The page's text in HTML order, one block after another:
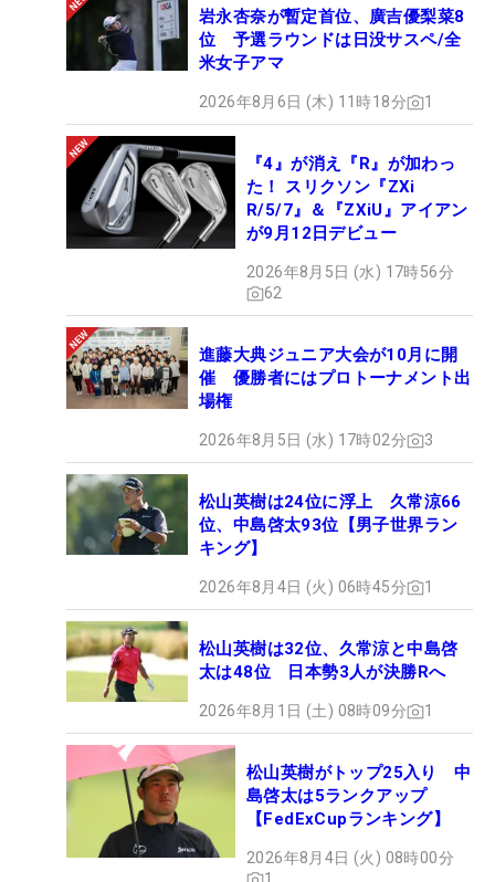
岩永杏奈が暫定首位、廣吉優梨菜8
位 予選ラウンドは日没サスペ/全
米女子アマ
2026年8月6日 (木) 11時18分 1
『4』が消え『R』が加わっ
た！ スリクソン『ZXi
R/5/7』＆『ZXiU』アイアン
が9月12日デビュー
2026年8月5日 (水) 17時56分
62
進藤大典ジュニア大会が10月に開
催 優勝者にはプロトーナメント出
場権
2026年8月5日 (水) 17時02分 3
松山英樹は24位に浮上 久常涼66
位、中島啓太93位【男子世界ラン
キング】
2026年8月4日 (火) 06時45分 1
松山英樹は32位、久常涼と中島啓
太は48位 日本勢3人が決勝Rへ
2026年8月1日 (土) 08時09分 1
松山英樹がトップ25入り 中
島啓太は5ランクアップ
【FedExCupランキング】
2026年8月4日 (火) 08時00分